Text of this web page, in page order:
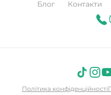
Блог
Контакти
Політика конфіденційності